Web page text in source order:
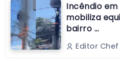
Incêndio
mobiliza
bairro …
Editor Chef